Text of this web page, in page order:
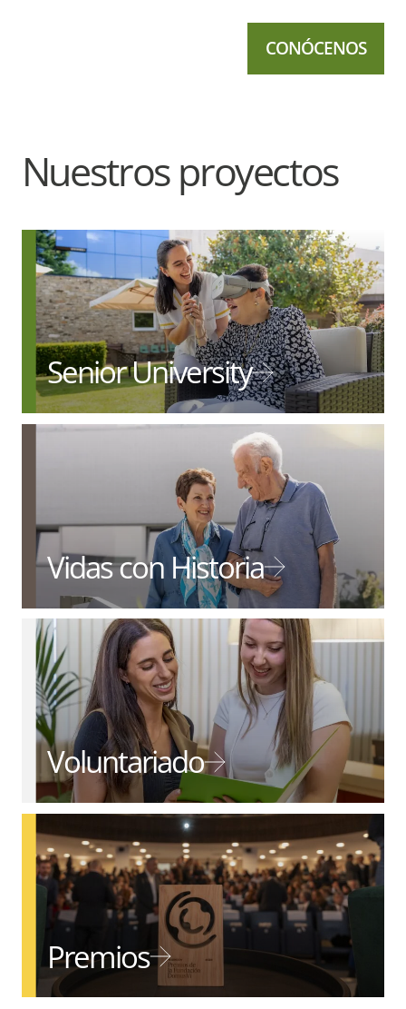
CONÓCENOS
Nuestros proyectos
Senior University
Vidas con Historia
Voluntariado
Premios